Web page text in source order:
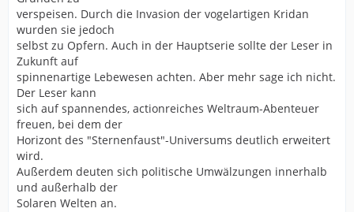
verspeisen. Durch die Invasion der vogelartigen Kridan
wurden sie jedoch
selbst zu Opfern. Auch in der Hauptserie sollte der Leser in
Zukunft auf
spinnenartige Lebewesen achten. Aber mehr sage ich nicht.
Der Leser kann
sich auf spannendes, actionreiches Weltraum-Abenteuer
freuen, bei dem der
Horizont des "Sternenfaust"-Universums deutlich erweitert
wird.
Außerdem deuten sich politische Umwälzungen innerhalb
und außerhalb der
Solaren Welten an.